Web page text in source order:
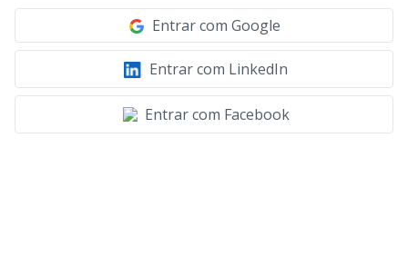
Entrar com Google
Entrar com LinkedIn
Entrar com Facebook